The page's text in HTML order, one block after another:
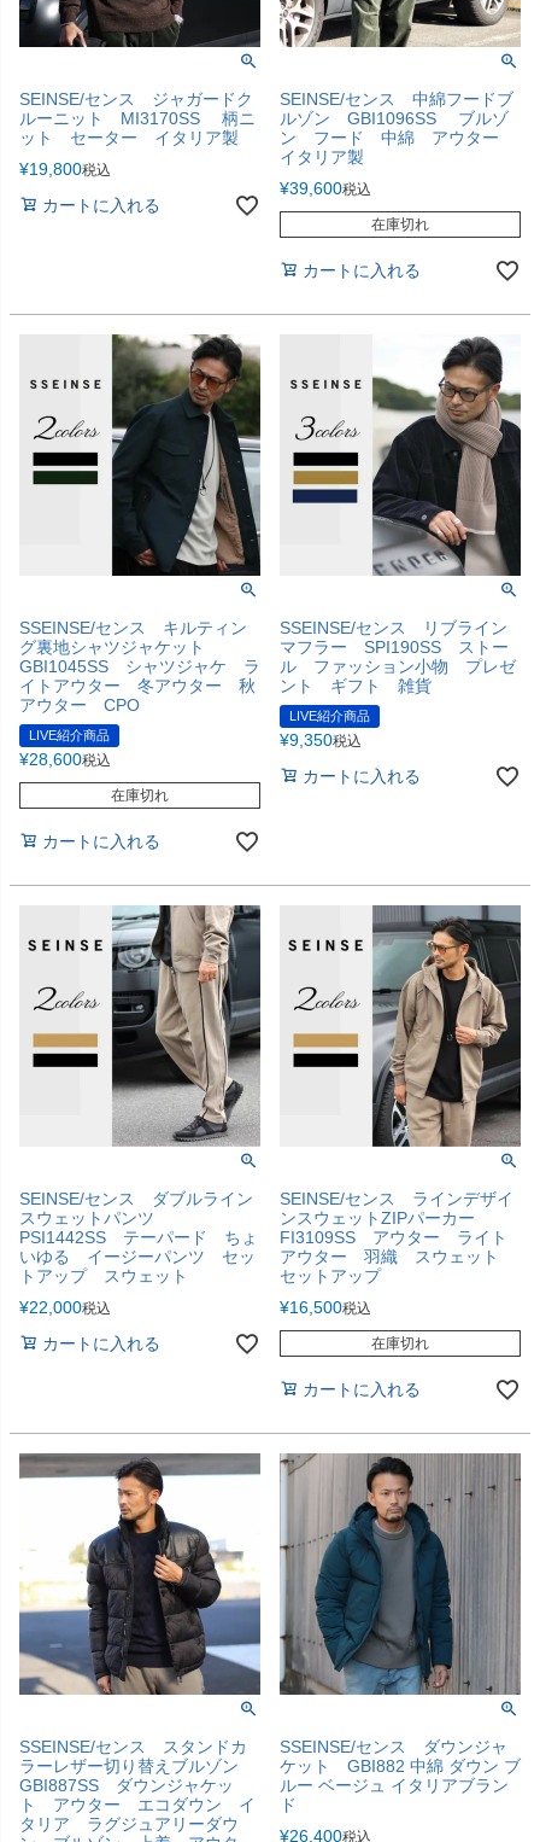
SEINSE/センス ジャガードク
ルーニット MI3170SS 柄ニ
ット セーター イタリア製
¥19,800税込
カートに入れる
SEINSE/センス 中綿フードブ
ルゾン GBI1096SS ブルゾ
ン フード 中綿 アウター
イタリア製
¥39,600税込
在庫切れ
カートに入れる
SSEINSE/センス キルティン
グ裏地シャツジャケット
GBI1045SS シャツジャケ ラ
イトアウター 冬アウター 秋
アウター CPO
LIVE紹介商品
¥28,600税込
在庫切れ
カートに入れる
SSEINSE/センス リブライン
マフラー SPI190SS ストー
ル ファッション小物 プレゼ
ント ギフト 雑貨
LIVE紹介商品
¥9,350税込
カートに入れる
SEINSE/センス ダブルライン
スウェットパンツ
PSI1442SS テーパード ちょ
いゆる イージーパンツ セッ
トアップ スウェット
¥22,000税込
カートに入れる
SEINSE/センス ラインデザイ
ンスウェットZIPパーカー
FI3109SS アウター ライト
アウター 羽織 スウェット
セットアップ
¥16,500税込
在庫切れ
カートに入れる
SSEINSE/センス スタンドカ
ラーレザー切り替えブルゾン
GBI887SS ダウンジャケッ
ト アウター エコダウン イ
タリア ラグジュアリーダウ
SSEINSE/センス ダウンジャ
ケット GBI882 中綿 ダウン ブ
ルー ベージュ イタリアブラン
ド
¥26,400税込